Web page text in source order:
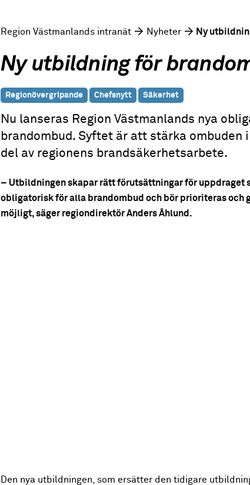
Region Västmanlands intranät Nyheter Ny
Ny utbildning för
Regionövergripande Chefsnytt Säkerhet
Nu lanseras Region Västmanlands nya
brandombud. Syftet är att stärka ombuden
del av regionens brandsäkerhetsarbete.
– Utbildningen skapar rätt förutsättningar för uppdraget
obligatorisk för alla brandombud och bör prioriteras och
möjligt, säger regiondirektör Anders Åhlund.
Den nya utbildningen, som ersätter den tidigare